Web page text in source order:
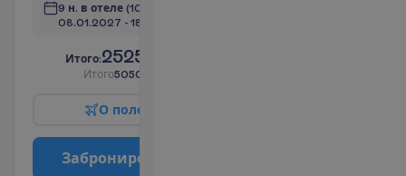
9 н. в отеле (10 н. всего)
08.01.2027 - 18.01.2027
Итого:2525.00
Итого5050.00
О поле
Заброниро